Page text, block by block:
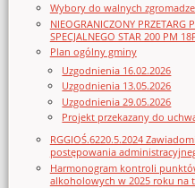
Wybory do walnych
NIEOGRANICZONY PRZETARG
SPECJALNEGO STAR 200 PM
Plan ogólny gminy
Uzgodnienia 16.02.2026
Uzgodnienia 13.05.2026
Uzgodnienia 29.05.2026
Projekt przekazany do
RGGIOŚ.6220.5.2024
postępowania
Harmonogram kontroli
alkoholowych w 2025 roku na